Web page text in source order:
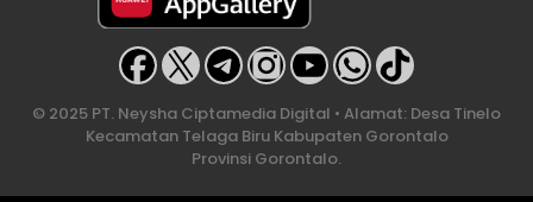
© 2025 PT. Neysha Ciptamedia Digital • Alamat: Desa Tinelo
Kecamatan Telaga Biru Kabupaten Gorontalo
Provinsi Gorontalo.